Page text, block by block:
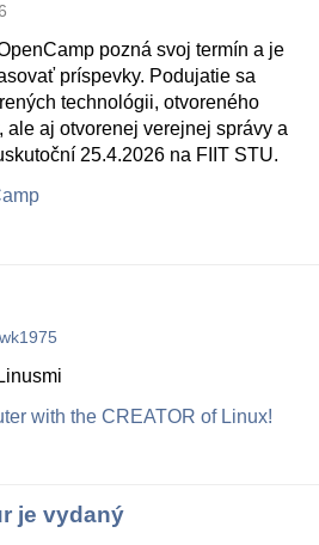
pozná svoj termín a je
príspevky. Podujatie sa
technológii, otvoreného
ale aj otvorenej verejnej správy a
25.4.2026 na FIIT STU.
with the CREATOR of Linux!
je vydaný